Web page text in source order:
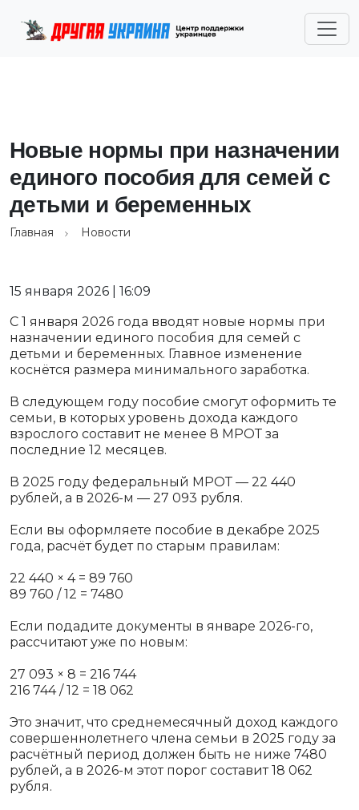
Новые нормы при назначении
единого пособия для семей с
детьми и беременных
Главная Новости
15 января 2026 | 16:09
С 1 января 2026 года вводят новые нормы при
назначении единого пособия для семей с
детьми и беременных. Главное изменение
коснётся размера минимального заработка.
В следующем году пособие смогут оформить те
семьи, в которых уровень дохода каждого
взрослого составит не менее 8 МРОТ за
последние 12 месяцев.
В 2025 году федеральный МРОТ — 22 440
рублей, а в 2026-м — 27 093 рубля.
Если вы оформляете пособие в декабре 2025
года, расчёт будет по старым правилам:
22 440 × 4 = 89 760
89 760 / 12 = 7480
Если подадите документы в январе 2026-го,
рассчитают уже по новым:
27 093 × 8 = 216 744
216 744 / 12 = 18 062
Это значит, что среднемесячный доход каждого
совершеннолетнего члена семьи в 2025 году за
расчётный период должен быть не ниже 7480
рублей, а в 2026-м этот порог составит 18 062
рубля.